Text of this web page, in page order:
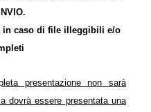
in caso di file illeggibili e/o
presentazione non sarà
dovrà essere presentata una